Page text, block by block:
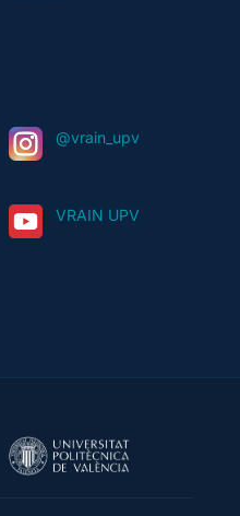
@vrain_upv
VRAIN UPV